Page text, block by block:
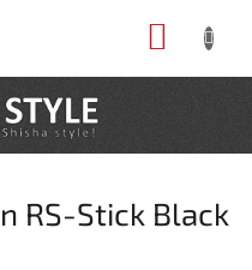
RS-Stick Black